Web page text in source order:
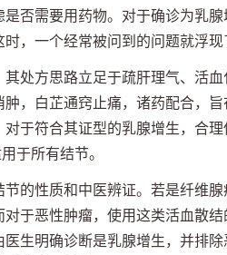
否需要用药物。对于确诊为乳
，一个经常被问到的问题就浮
处方思路立足于疏肝理气、活
，白芷通窍止痛，诸药配合，
于符合其证型的乳腺增生，合
于所有结节。
的性质和中医辨证。若是纤维
于恶性肿瘤，使用这类活血散
生明确诊断是乳腺增生，并排